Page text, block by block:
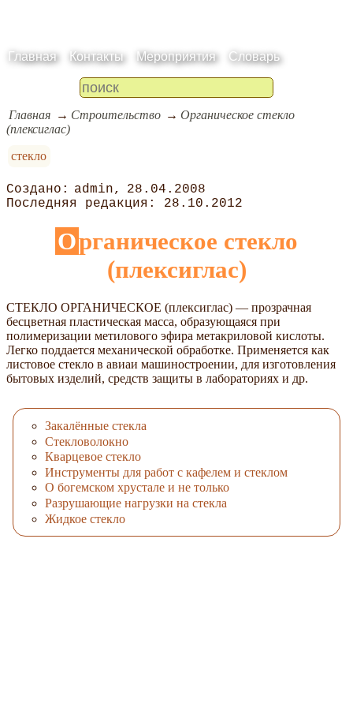
Главная Контакты Мероприятия Словарь
Главная Строительство
Органическое стекло
(плексиглас)
стекло
admin
28.04.2008
28.10.2012
Органическое стекло
(плексиглас)
СТЕКЛО ОРГАНИЧЕСКОЕ (плексиглас) — прозрачная
бесцветная пластическая масса, образующаяся при
полимеризации метилового эфира метакриловой кислоты.
Легко поддается механической обработке. Применяется как
листовое стекло в авиаи машиностроении, для изготовления
бытовых изделий, средств защиты в лабораториях и др.
Закалённые стекла
Стекловолокно
Кварцевое стекло
Инструменты для работ с кафелем и стеклом
О богемском хрустале и не только
Разрушающие нагрузки на стекла
Жидкое стекло